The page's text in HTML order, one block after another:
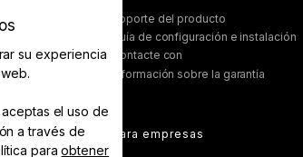
Soporte del producto
Guía de configuración e instalación
Contacte con
Información sobre la garantía
Para empresas
su experiencia
, aceptas el uso de
a través de
paraobtener